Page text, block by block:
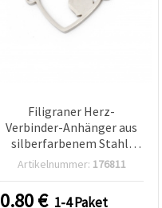
Filigraner Herz-
Verbinder-Anhänger aus
silberfarbenem Stahl,
21,5 x 13,5 x 1 mm, Loch 1
Schmuckherstellung &
Artikelnummer: 176811
0.80€ 1-4 Paket